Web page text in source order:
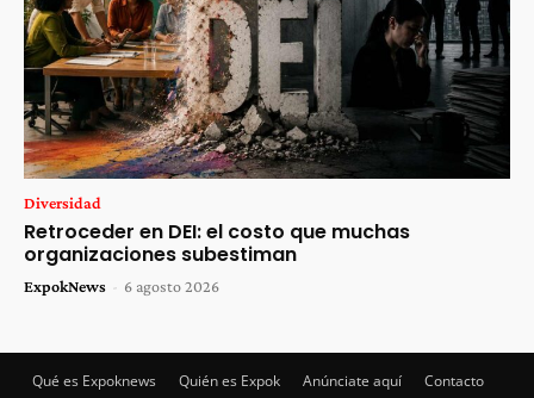
Diversidad
Retroceder en DEI: el costo que muchas
organizaciones subestiman
ExpokNews - 6 agosto 2026
Qué es Expoknews Quién es Expok Anúnciate aquí
Contacto